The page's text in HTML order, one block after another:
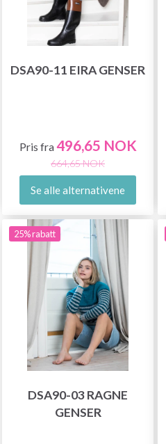
DSA90-11 EIRA GENSER
Pris fra496,65 NOK
664,65 NOK
Se alle alternativene
25% rabatt
DSA90-03 RAGNE
GENSER